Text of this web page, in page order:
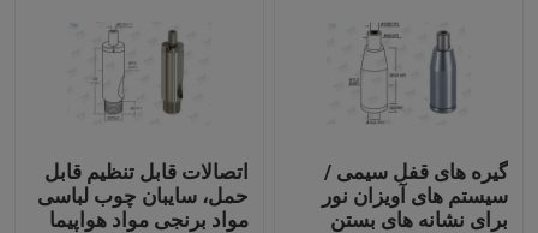
گیره های قفل سیمی /
سیستم های آویزان نور
برای نشانه های بستن
اتصالات قابل تنظیم قابل
حمل، سایبان چوب لباسی
مواد برنجی مواد هواپیما